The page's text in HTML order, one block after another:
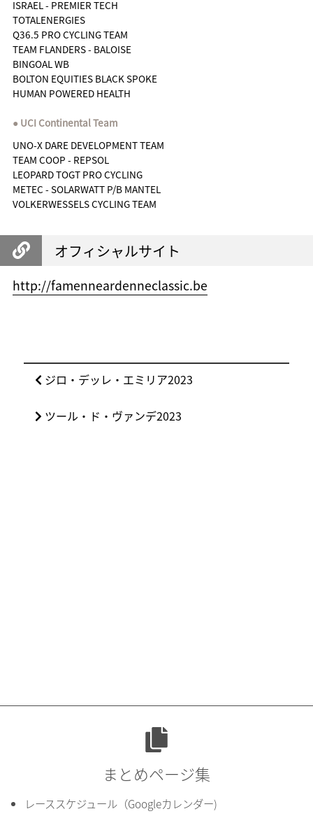
ISRAEL - PREMIER TECH
TOTALENERGIES
Q36.5 PRO CYCLING TEAM
TEAM FLANDERS - BALOISE
BINGOAL WB
BOLTON EQUITIES BLACK SPOKE
HUMAN POWERED HEALTH
UCI Continental Team
UNO-X DARE DEVELOPMENT TEAM
TEAM COOP - REPSOL
LEOPARD TOGT PRO CYCLING
METEC - SOLARWATT P/B MANTEL
VOLKERWESSELS CYCLING TEAM
オフィシャルサイト
http://famenneardenneclassic.be
前
投
ジロ・デッレ・エミリア2023
次
ツール・ド・ヴァンデ2023
まとめページ集
レーススケジュール（Googleカレンダー)